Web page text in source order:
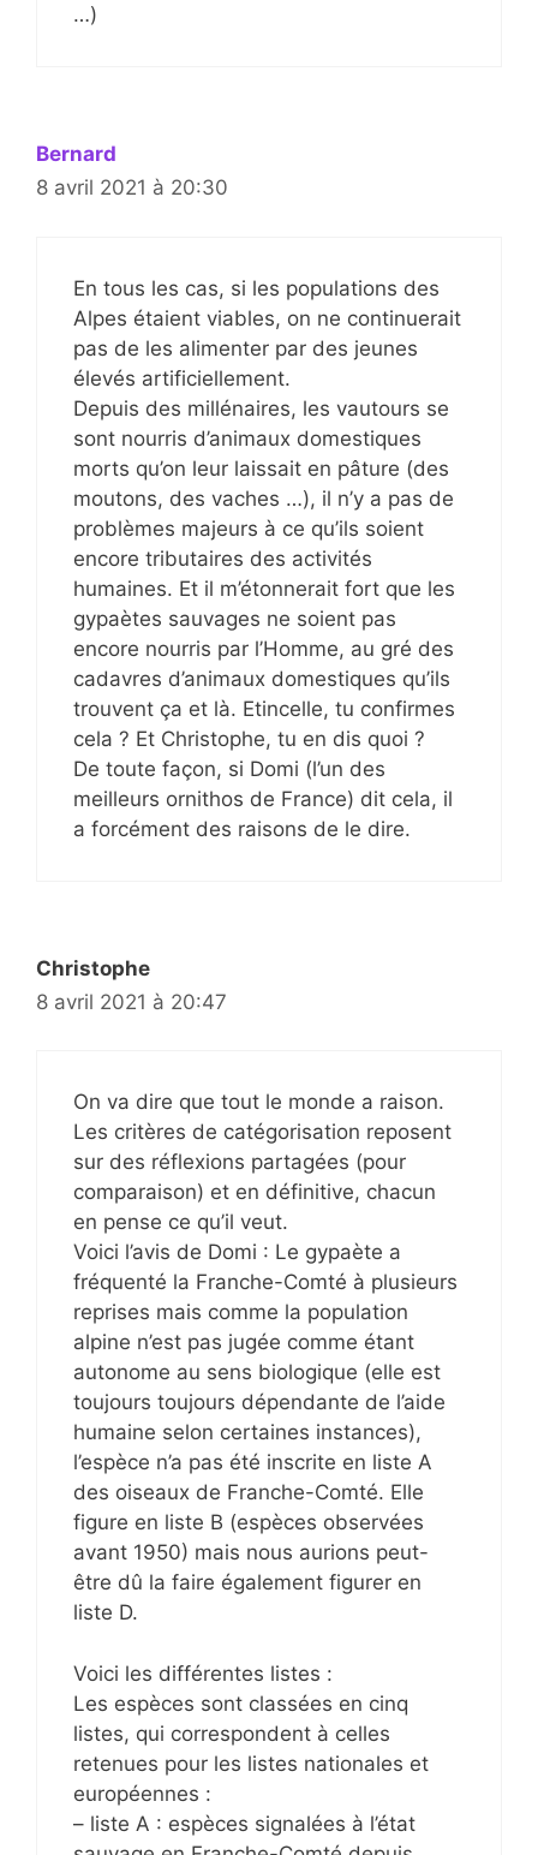
…)
Bernard
8 avril 2021 à 20:30
En tous les cas, si les populations des
Alpes étaient viables, on ne continuerait
pas de les alimenter par des jeunes
élevés artificiellement.
Depuis des millénaires, les vautours se
sont nourris d’animaux domestiques
morts qu’on leur laissait en pâture (des
moutons, des vaches …), il n’y a pas de
problèmes majeurs à ce qu’ils soient
encore tributaires des activités
humaines. Et il m’étonnerait fort que les
gypaètes sauvages ne soient pas
encore nourris par l’Homme, au gré des
cadavres d’animaux domestiques qu’ils
trouvent ça et là. Etincelle, tu confirmes
cela ? Et Christophe, tu en dis quoi ?
De toute façon, si Domi (l’un des
meilleurs ornithos de France) dit cela, il
a forcément des raisons de le dire.
Christophe
8 avril 2021 à 20:47
On va dire que tout le monde a raison.
Les critères de catégorisation reposent
sur des réflexions partagées (pour
comparaison) et en définitive, chacun
en pense ce qu’il veut.
Voici l’avis de Domi : Le gypaète a
fréquenté la Franche-Comté à plusieurs
reprises mais comme la population
alpine n’est pas jugée comme étant
autonome au sens biologique (elle est
toujours toujours dépendante de l’aide
humaine selon certaines instances),
l’espèce n’a pas été inscrite en liste A
des oiseaux de Franche-Comté. Elle
figure en liste B (espèces observées
avant 1950) mais nous aurions peut-
être dû la faire également figurer en
liste D.
Voici les différentes listes :
Les espèces sont classées en cinq
listes, qui correspondent à celles
retenues pour les listes nationales et
européennes :
– liste A : espèces signalées à l’état